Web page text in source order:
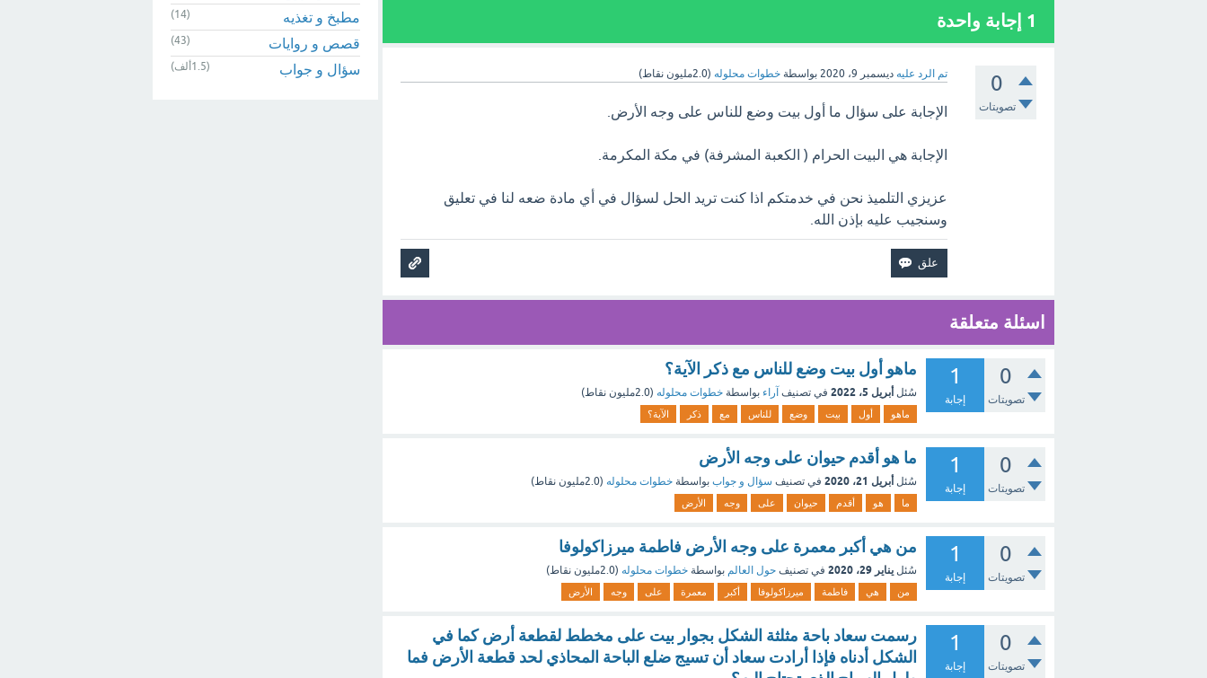
1 إجابة واحدة
0
تصويتات
تم الرد عليه ديسمبر 9، 2020 بواسطةخطوات محلوله (2.0مليون نقاط)
الإجابة على سؤال ما أول بيت وضع للناس على وجه الأرض.
الإجابة هي البيت الحرام ( الكعبة المشرفة) في مكة المكرمة.
عزيزي التلميذ نحن في خدمتكم اذا كنت تريد الحل لسؤال في أي مادة ضعه لنا في تعليق
وسنجيب عليه بإذن الله.
اسئلة متعلقة
0
تصويتات
1
إجابة
ماهو أول بيت وضع للناس مع ذكر الآية؟
سُئل أبريل 5، 2022 في تصنيف آراء بواسطة خطوات محلوله (2.0مليون نقاط)
ماهو أول بيت وضع للناس مع ذكر الآية؟
0
تصويتات
1
إجابة
ما هو أقدم حيوان على وجه الأرض
سُئل أبريل 21، 2020 في تصنيف سؤال و جواب بواسطة خطوات محلوله (2.0مليون نقاط)
ما هو أقدم حيوان على وجه الأرض
0
تصويتات
1
إجابة
من هي أكبر معمرة على وجه الأرض فاطمة ميرزاكولوفا
سُئل يناير 29، 2020 في تصنيف حول العالم بواسطة خطوات محلوله (2.0مليون نقاط)
من هي فاطمة ميرزاكولوفا أكبر معمرة على وجه الأرض
0
تصويتات
1
إجابة
رسمت سعاد باحة مثلثة الشكل بجوار بيت على مخطط لقطعة أرض كما في
الشكل أدناه فإذا أرادت سعاد أن تسيج ضلع الباحة المحاذي لحد قطعة الأرض فما
مطبخ و تغذيه (14)
قصص و روايات (43)
سؤال و جواب (1.5ألف)